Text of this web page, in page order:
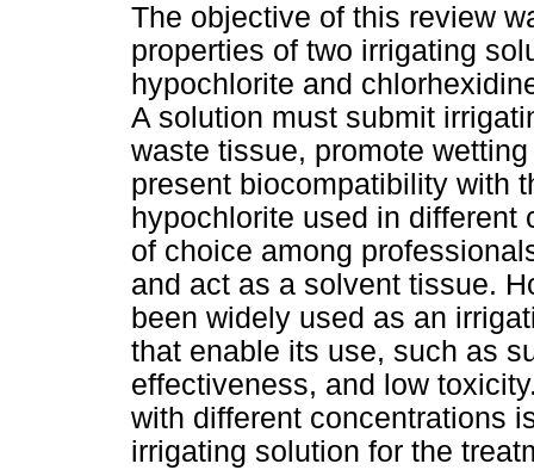
The objective of this review
properties of two irrigating
hypochlorite and
A solution must submit
waste tissue, promote
present biocompatibility with
hypochlorite used in
of choice among
and act as a solvent tissue.
been widely used as an
that enable its use, such as
effectiveness, and low
with different concentrations
irrigating solution for the